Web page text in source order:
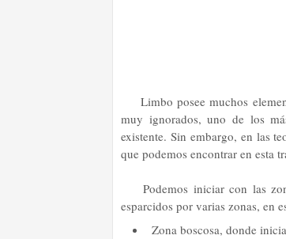
Limbo posee muchos
muy ignorados, uno de los
existente. Sin embargo, en las
que podemos encontrar en esta
Podemos iniciar con las
esparcidos por varias zonas, en
Zona boscosa, donde